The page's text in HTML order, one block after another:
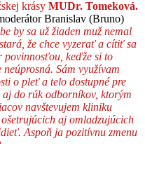
krásy MUDr. Tomeková.
Branislav (Bruno)
by sa už žiaden muž nemal
že chce vyzerať a cítiť sa
povinnosťou, keďže si to
Sám využívam
o pleť a telo dostupné pre
do rúk odborníkov, ktorým
navštevujem kliniku
aj omladzujúcich
Aspoň ja pozitívnu zmenu